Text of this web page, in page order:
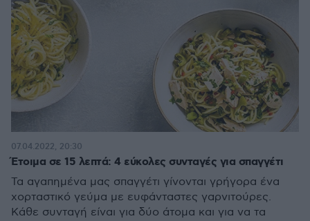
Έτοιμα σε 15 λεπτά: 4 εύκολες συνταγές για σπαγγέτι
Τα αγαπημένα μας σπαγγέτι γίνονται γρήγορα ένα
χορταστικό γεύμα με ευφάνταστες γαρνιτούρες.
Κάθε συνταγή είναι για δύο άτομα και για να τα
07.04.2022, 20:30